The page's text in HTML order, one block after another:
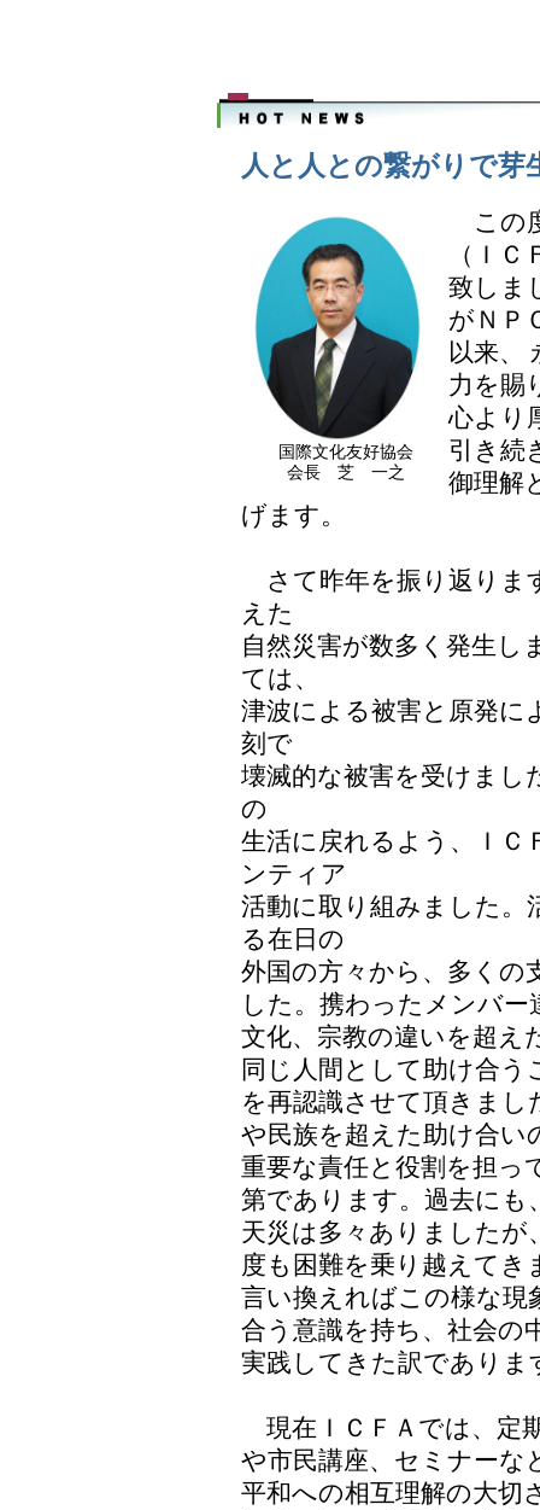
人と人との繋がりで芽
国際文化友好協会
会長 芝 一之
この
（Ｉ
致しま
がＮＰ
以来、
力を賜
心より
引き続
御理解
げます。
さて昨年を振り返りま
えた
自然災害が数多く発生し
ては、
津波による被害と原発に
刻で
壊滅的な被害を受けまし
の
生活に戻れるよう、ＩＣ
ンティア
活動に取り組みました。
る在日の
外国の方々から、多くの
した。携わったメンバー
文化、宗教の違いを超え
同じ人間として助け合う
を再認識させて頂きまし
や民族を超えた助け合い
重要な責任と役割を担っ
第であります。過去にも
天災は多々ありましたが
度も困難を乗り越えてき
言い換えればこの様な現
合う意識を持ち、社会の
実践してきた訳でありま
現在ＩＣＦＡでは、定
や市民講座、セミナーな
平和への相互理解の大切